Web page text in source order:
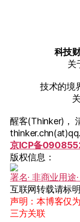
科技
关
技术的境
醒客(Thinker)，
京ICP备
版权信息：
署名· 非商业用途
互联网转载请标明
声明：本博客仅
三方关联